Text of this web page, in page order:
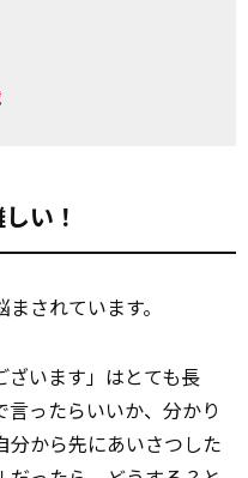
い！
まされています。
ざいます」はとても長
ったらいいか、分かり
分から先にあいさつした